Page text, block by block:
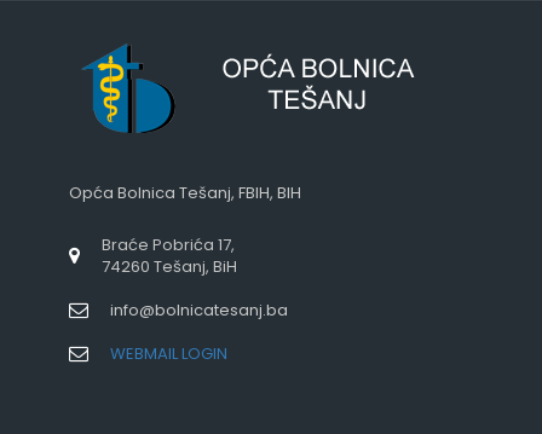
Opća Bolnica Tešanj, FBIH, BIH
Braće Pobrića 17,
74260 Tešanj, BiH
info@bolnicatesanj.ba
WEBMAIL LOGIN